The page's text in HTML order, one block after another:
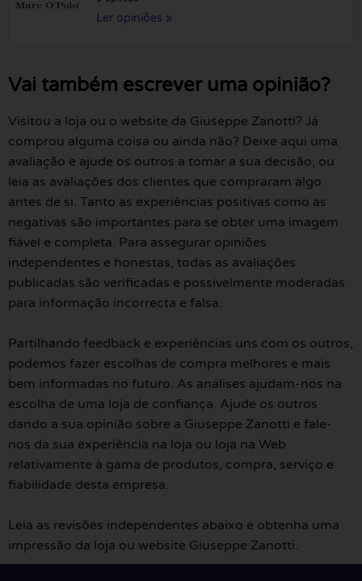
Ler opiniões »
Vai também escrever uma opinião?
Visitou a loja ou o website da Giuseppe Zanotti? Já
comprou alguma coisa ou ainda não? Deixe aqui uma
avaliação e ajude os outros a tomar a sua decisão, ou
leia as avaliações dos clientes que compraram algo
antes de si. Tanto as experiências positivas como as
negativas são importantes para se obter uma imagem
fiável e completa. Para assegurar opiniões
independentes e honestas, todas as avaliações
publicadas são verificadas e possivelmente moderadas
para informação incorrecta e falsa.
Partilhando feedback e experiências uns com os outros,
podemos fazer escolhas de compra melhores e mais
bem informadas no futuro. As análises ajudam-nos na
escolha de uma loja de confiança. Ajude os outros
dando a sua opinião sobre a Giuseppe Zanotti e fale-
nos da sua experiência na loja ou loja na Web
relativamente à gama de produtos, compra, serviço e
fiabilidade desta empresa.
Leia as revisões independentes abaixo e obtenha uma
impressão da loja ou website Giuseppe Zanotti.